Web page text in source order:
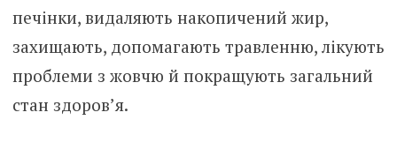
печінки, видаляють накопичений жир,
захищають, допомагають травленню, лікують
проблеми з жовчю й покращують загальний
стан здоров’я.